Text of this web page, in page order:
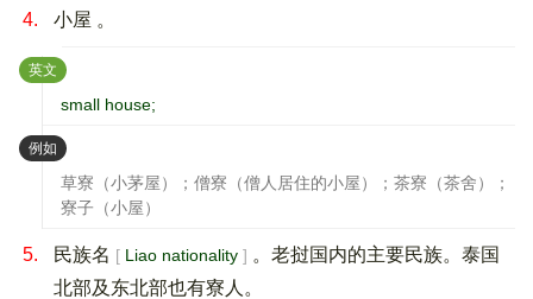
4. 小屋 。
英文 ：
small house;
例如 ：
草寮（小茅屋）；僧寮（僧人居住的小屋）；茶寮（茶舍）；
寮子（小屋）
5. 民族名 Liao nationality
。老挝国内的主要民族。泰国
北部及东北部也有寮人。